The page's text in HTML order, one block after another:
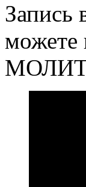
Запись
можете